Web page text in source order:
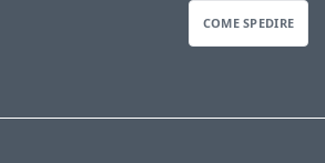
COME SPEDIRE